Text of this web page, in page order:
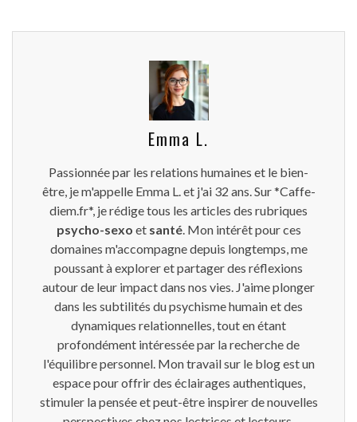
Emma L.
Passionnée par les relations humaines et le bien-
être, je m'appelle Emma L. et j'ai 32 ans. Sur *Caffe-
diem.fr*, je rédige tous les articles des rubriques
psycho-sexo et santé. Mon intérêt pour ces
domaines m'accompagne depuis longtemps, me
poussant à explorer et partager des réflexions
autour de leur impact dans nos vies. J'aime plonger
dans les subtilités du psychisme humain et des
dynamiques relationnelles, tout en étant
profondément intéressée par la recherche de
l'équilibre personnel. Mon travail sur le blog est un
espace pour offrir des éclairages authentiques,
stimuler la pensée et peut-être inspirer de nouvelles